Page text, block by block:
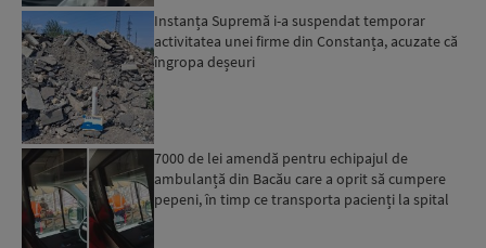
Instanța Supremă i-a suspendat temporar
activitatea unei firme din Constanța, acuzate că
îngropa deșeuri
7000 de lei amendă pentru echipajul de
ambulanță din Bacău care a oprit să cumpere
pepeni, în timp ce transporta pacienți la spital